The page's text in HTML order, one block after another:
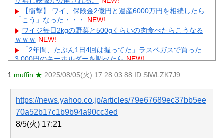
【衝撃】 ワイ、保険金2億円と遺産6000万円を相続したら
「こう」なった・・・
NEW!
ワイジ毎日2kgの野菜と500gくらいの肉食べたらこうなる
ｗｗｗ NEW!
「2年間、たぶん1日4回は握ってた」ラスベガスで買った
3,000円のキーホルダーを調べたら NEW!
を賭けたドル箱コンテンツが御蔵入りになってしまい……
NEW!
【悲報】 ロシアさん、ついに国民の財産を没収しはじめる
NEW!
【衝撃】巨人・高梨雄平にお泊まり不倫愛報道→ガル民
「紳士たれ」総ツッコミｗｗｗ
1 muffin ★ 2025/08/05(火) 17:28:03.88 ID:SlWLZK7J9
https://news.yahoo.co.jp/articles/79e67689ec37bb5ee
70a52b17c1b9b94a90cc3ed
8/5(火) 17:21